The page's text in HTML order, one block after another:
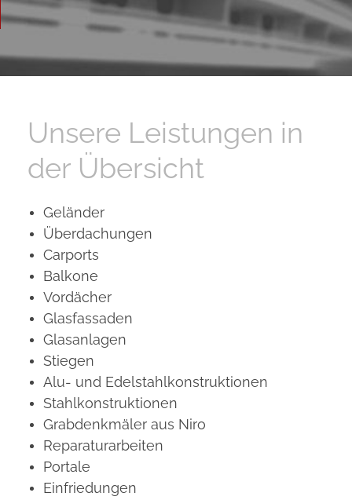
Unsere Leistungen in
der Übersicht
Geländer
Überdachungen
Carports
Balkone
Vordächer
Glasfassaden
Glasanlagen
Stiegen
Alu- und Edelstahlkonstruktionen
Stahlkonstruktionen
Grabdenkmäler aus Niro
Reparaturarbeiten
Portale
Einfriedungen